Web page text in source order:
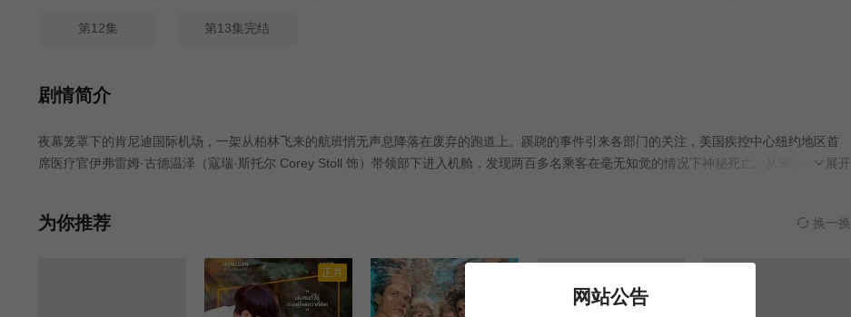
第12集 第13集完结
剧情简介
夜幕笼罩下的肯尼迪国际机场，一架从柏林飞来的航班悄无声息降落在废弃的跑道上。蹊跷的事件引来各部门的关注，美国疾控中心纽约地区首
席医疗官伊弗雷姆·古德温泽（寇瑞·斯托尔 Corey Stoll 饰）带领部下进入机舱，发现两百多名乘客在毫无知觉的情况下神秘死亡。从未见过的寄
展开
为你推荐 换一换
正片
网站公告